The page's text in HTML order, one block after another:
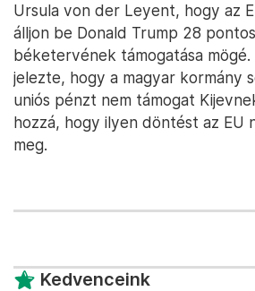
Ursula von der Leyent, hogy az
álljon be Donald Trump 28
béketervének támogatása
jelezte, hogy a magyar kormány
uniós pénzt nem támogat
hozzá, hogy ilyen döntést az EU
meg.
Kedvenceink